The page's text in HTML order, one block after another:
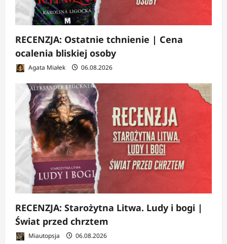
RECENZJA: Ostatnie tchnienie | Cena
ocalenia bliskiej osoby
Agata Miałek 06.08.2026
RECENZJA: Starożytna Litwa. Ludy i bogi |
Świat przed chrztem
Miautopsja 06.08.2026